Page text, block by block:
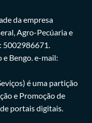
da empresa
Agro-Pecúaria e
5002986671.
Bengo. e-mail:
é uma partição
e Promoção de
portais digitais.